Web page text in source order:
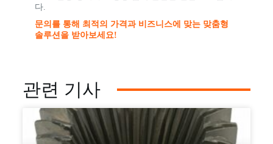
다.
문의를 통해 최적의 가격과 비즈니스에 맞는 맞춤형
솔루션을 받아보세요!
관련 기사